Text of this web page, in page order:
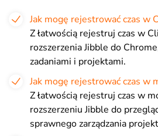
Jak mogę rejestrować czas w
Z łatwością rejestruj czas w
rozszerzenia Jibble do
zadaniami i projektami.
Jak mogę rejestrować czas w
Z łatwością rejestruj czas w
rozszerzeniu Jibble do
sprawnego zarządzania